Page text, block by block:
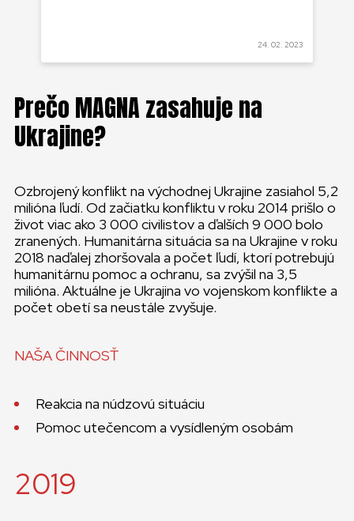
24. 02. 2023
Prečo MAGNA zasahuje na
Ukrajine?
Ozbrojený konflikt na východnej Ukrajine zasiahol 5,2
milióna ľudí. Od začiatku konfliktu v roku 2014 prišlo o
život viac ako 3 000 civilistov a ďalších 9 000 bolo
zranených. Humanitárna situácia sa na Ukrajine v roku
2018 naďalej zhoršovala a počet ľudí, ktorí potrebujú
humanitárnu pomoc a ochranu, sa zvýšil na 3,5
milióna. Aktuálne je Ukrajina vo vojenskom konflikte a
počet obetí sa neustále zvyšuje.
NAŠA ČINNOSŤ
Reakcia na núdzovú situáciu
Pomoc utečencom a vysídleným osobám
2019